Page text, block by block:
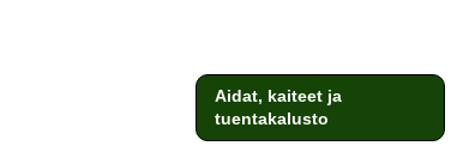
Aidat, kaiteet ja
tuentakalusto